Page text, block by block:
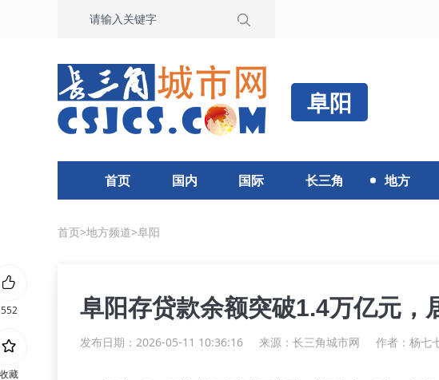
阜阳
首页 国内 国际 长三角 地方
首页>地方频道>阜阳
阜阳存贷款余额突破1.4万亿元，
发布日期：2026-05-11 10:36:16 来源： 长三角城市网 作者：杨七
552
收藏